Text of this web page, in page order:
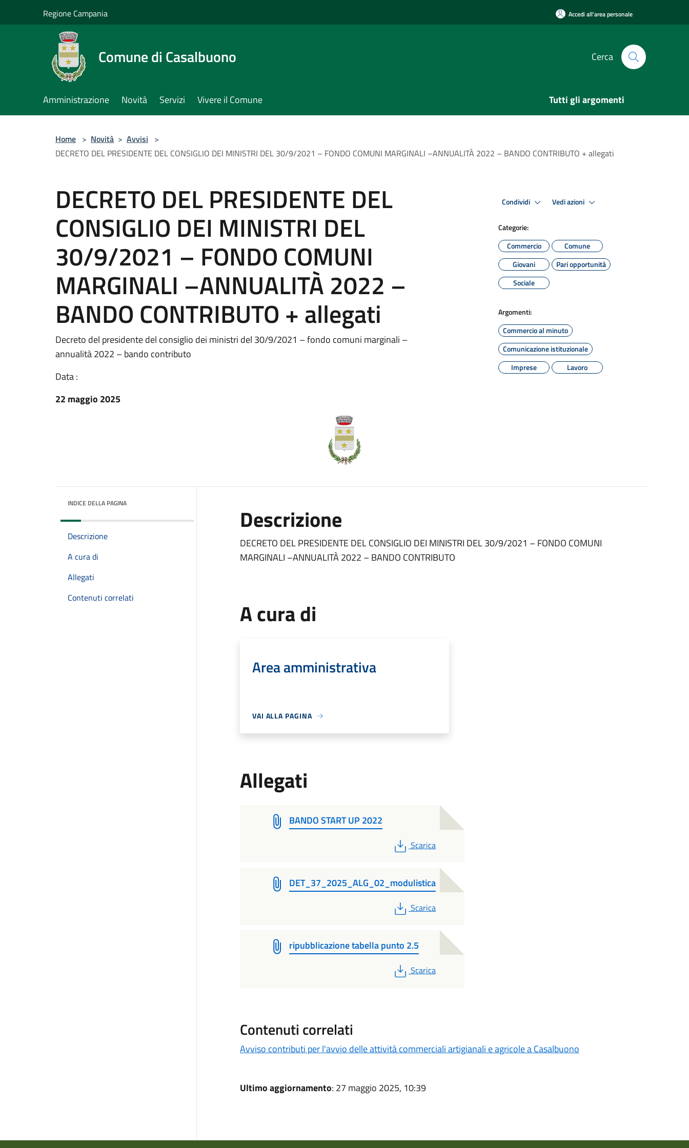
Regione Campania Accedi all'area personale
Comune di Casalbuono Cerca
Amministrazione Novità Servizi Vivere il Comune Tutti gli argomenti
Home > Novità > Avvisi >
DECRETO DEL PRESIDENTE DEL CONSIGLIO DEI MINISTRI DEL 30/9/2021 – FONDO COMUNI MARGINALI –ANNUALITÀ 2022 – BANDO CONTRIBUTO + allegati
DECRETO DEL PRESIDENTE DEL
CONSIGLIO DEI MINISTRI DEL
30/9/2021 – FONDO COMUNI
MARGINALI –ANNUALITÀ 2022 –
BANDO CONTRIBUTO + allegati
Decreto del presidente del consiglio dei ministri del 30/9/2021 – fondo comuni marginali –
annualità 2022 – bando contributo
Data :
22 maggio 2025
Condividi Vedi azioni
Categorie:
Commercio
Comune
Giovani
Pari opportunità
Sociale
Argomenti:
Commercio al minuto
Comunicazione istituzionale
Imprese
Lavoro
INDICE DELLA PAGINA
Descrizione
A cura di
Allegati
Contenuti correlati
Descrizione
DECRETO DEL PRESIDENTE DEL CONSIGLIO DEI MINISTRI DEL 30/9/2021 – FONDO COMUNI
MARGINALI –ANNUALITÀ 2022 – BANDO CONTRIBUTO
A cura di
Area amministrativa
VAI ALLA PAGINA
Allegati
BANDO START UP 2022
PDF
Scarica
DET_37_2025_ALG_02_modulistica
PDF
Scarica
ripubblicazione tabella punto 2.5
PDF
Scarica
Contenuti correlati
Avviso contributi per l'avvio delle attività commerciali artigianali e agricole a Casalbuono
Ultimo aggiornamento: 27 maggio 2025, 10:39